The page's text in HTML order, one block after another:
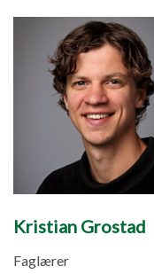
Kristian Grostad
Faglærer